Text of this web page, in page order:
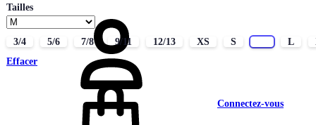
Connectez-vous
Tailles
3/4 5/6 7/8 9/11 12/13 XS S L
Effacer